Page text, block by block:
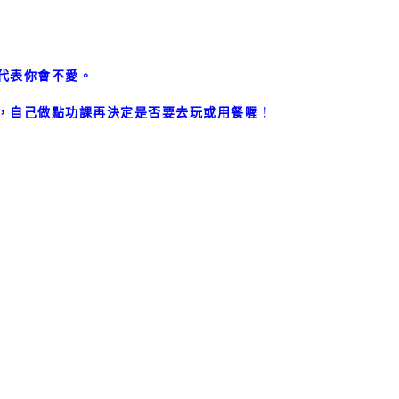
表你會不愛。
己做點功課再決定是否要去玩或用餐喔！